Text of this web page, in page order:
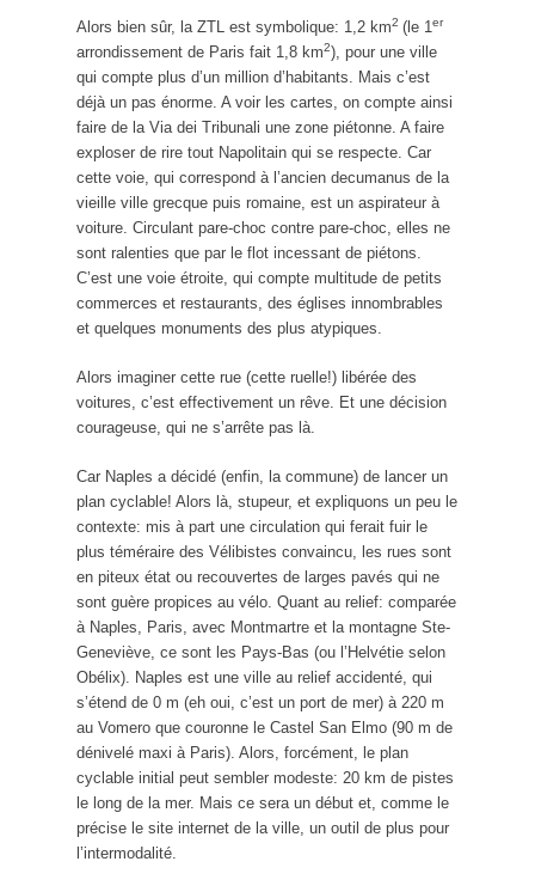
Alors bien sûr, la ZTL est symbolique: 1,2 km2 (le 1er
arrondissement de Paris fait 1,8 km2), pour une ville
qui compte plus d’un million d’habitants. Mais c’est
déjà un pas énorme. A voir les cartes, on compte ainsi
faire de la Via dei Tribunali une zone piétonne. A faire
exploser de rire tout Napolitain qui se respecte. Car
cette voie, qui correspond à l’ancien decumanus de la
vieille ville grecque puis romaine, est un aspirateur à
voiture. Circulant pare-choc contre pare-choc, elles ne
sont ralenties que par le flot incessant de piétons.
C’est une voie étroite, qui compte multitude de petits
commerces et restaurants, des églises innombrables
et quelques monuments des plus atypiques.
Alors imaginer cette rue (cette ruelle!) libérée des
voitures, c’est effectivement un rêve. Et une décision
courageuse, qui ne s’arrête pas là.
Car Naples a décidé (enfin, la commune) de lancer un
plan cyclable! Alors là, stupeur, et expliquons un peu le
contexte: mis à part une circulation qui ferait fuir le
plus téméraire des Vélibistes convaincu, les rues sont
en piteux état ou recouvertes de larges pavés qui ne
sont guère propices au vélo. Quant au relief: comparée
à Naples, Paris, avec Montmartre et la montagne Ste-
Geneviève, ce sont les Pays-Bas (ou l’Helvétie selon
Obélix). Naples est une ville au relief accidenté, qui
s’étend de 0 m (eh oui, c’est un port de mer) à 220 m
au Vomero que couronne le Castel San Elmo (90 m de
dénivelé maxi à Paris). Alors, forcément, le plan
cyclable initial peut sembler modeste: 20 km de pistes
le long de la mer. Mais ce sera un début et, comme le
précise le site internet de la ville, un outil de plus pour
l’intermodalité.